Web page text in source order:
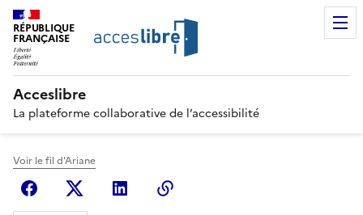
RÉPUBLIQUE
FRANÇAISE
Acceslibre
La plateforme collaborative de l’accessibilité
Voir le fil d'Ariane
FacebookX (anciennement Twitter)
Linkedin